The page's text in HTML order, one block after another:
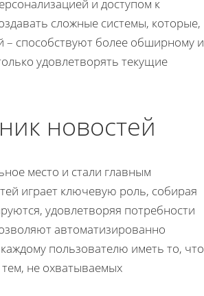
и доступом к
сложные системы, которые,
– способствуют более обширному и
удовлетворять текущие
новостей
место и стали главным
играет ключевую роль, собирая
удовлетворяя потребности
автоматизированно
пользователю иметь то, что
не охватываемых